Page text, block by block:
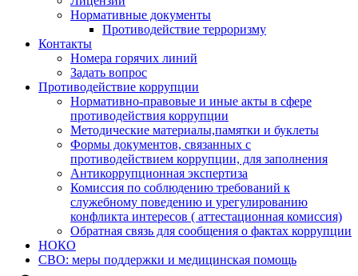
Нормативные документы
Противодействие терроризму
Контакты
Номера горячих линий
Задать вопрос
Противодействие коррупции
Нормативно-правовые и иные акты в сфере
противодействия коррупции
Методические материалы,памятки и буклеты
Формы документов, связанных с
противодействием коррупции, для заполнения
Антикоррупционная экспертиза
Комиссия по соблюдению требований к
служебному поведению и урегулированию
конфликта интересов ( аттестационная комиссия)
Обратная связь для сообщения о фактах коррупции
НОКО
СВО: меры поддержки и медицинская помощь